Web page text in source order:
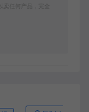
卖任何产品，完全